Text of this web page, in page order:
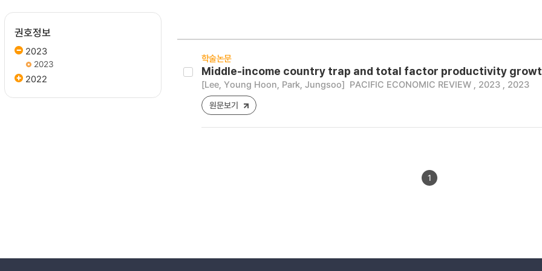
권호정보
2023
2023
2022
학술논문
Middle-income country trap and total factor productivity
[Lee, Young Hoon, Park, Jungsoo] PACIFIC ECONOMIC REVIEW , 2023 , 2023
원문보기
1